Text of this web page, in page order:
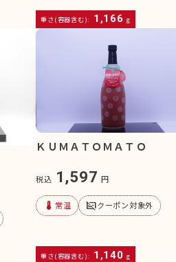
重さ(容器含む): 1,166 g
ＫＵＭＡＴＯＭＡＴＯ
税込 1,597 円
device_thermostat 常温 subtitles_offクーポン対象外
重さ(容器含む): 1,140 g